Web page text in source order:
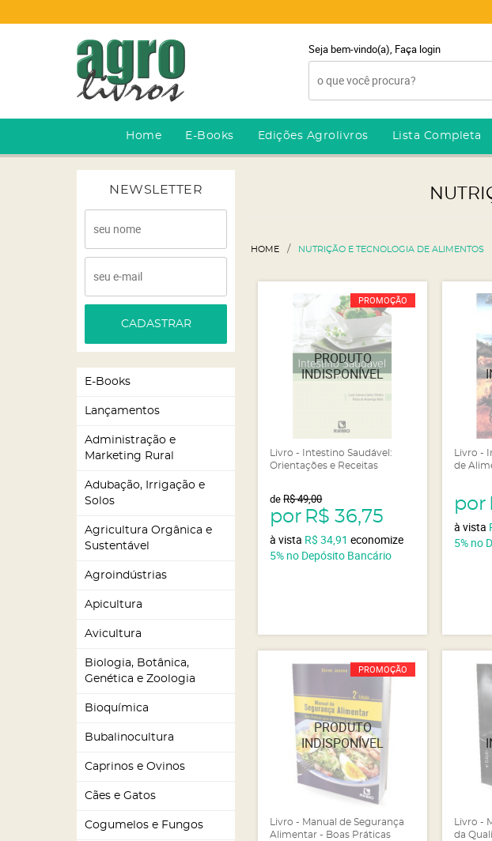
Seja bem-vindo(a), Faça login
Home E-Books Edições Agrolivros Lista Completa
NEWSLETTER
CADASTRAR
E-Books
Lançamentos
Administração e
Marketing Rural
Adubação, Irrigação e
Solos
Agricultura Orgânica e
Sustentável
Agroindústrias
Apicultura
Avicultura
Biologia, Botânica,
Genética e Zoologia
Bioquímica
Bubalinocultura
Caprinos e Ovinos
Cães e Gatos
Cogumelos e Fungos
HOME NUTRIÇÃO E TECNOLOGIA DE ALIMENTOS
PROMOÇÃO
Livro - Intestino Saudável:
Orientações e Receitas
deR$ 49,00
por R$ 36,75
à vista R$ 34,91 economize
5% no Depósito Bancário
Livro -
de
por
à vista
5% no
PROMOÇÃO
Livro - Manual de Segurança
Alimentar - Boas Práticas
Livro -
da